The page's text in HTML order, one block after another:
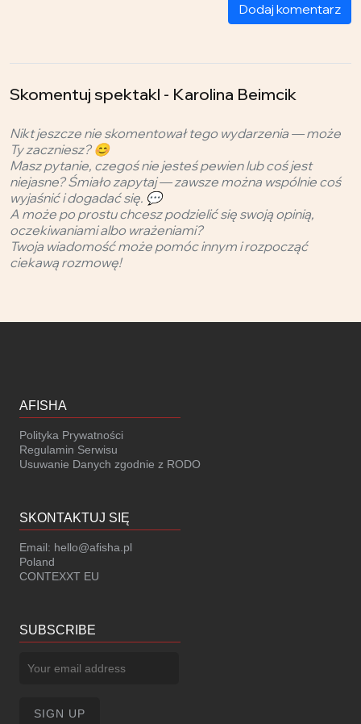
Dodaj komentarz
Skomentuj spektakl - Karolina Beimcik
Nikt jeszcze nie skomentował tego wydarzenia — może
Ty zaczniesz? 😊
Masz pytanie, czegoś nie jesteś pewien lub coś jest
niejasne? Śmiało zapytaj — zawsze można wspólnie coś
wyjaśnić i dogadać się. 💬
A może po prostu chcesz podzielić się swoją opinią,
oczekiwaniami albo wrażeniami?
Twoja wiadomość może pomóc innym i rozpocząć
ciekawą rozmowę!
AFISHA
Polityka Prywatności
Regulamin Serwisu
Usuwanie Danych zgodnie z RODO
SKONTAKTUJ SIĘ
Email: hello@afisha.pl
Poland
CONTEXXT EU
SUBSCRIBE